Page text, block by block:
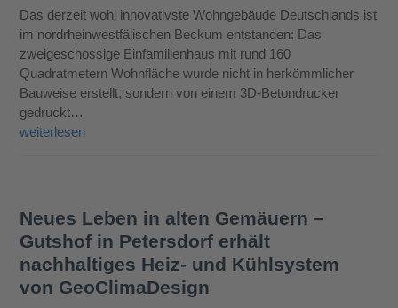
Das derzeit wohl innovativste Wohngebäude Deutschlands ist
im nordrheinwestfälischen Beckum entstanden: Das
zweigeschossige Einfamilienhaus mit rund 160
Quadratmetern Wohnfläche wurde nicht in herkömmlicher
Bauweise erstellt, sondern von einem 3D-Betondrucker
gedruckt…
weiterlesen
Neues Leben in alten Gemäuern –
Gutshof in Petersdorf erhält
nachhaltiges Heiz- und Kühlsystem
von GeoClimaDesign